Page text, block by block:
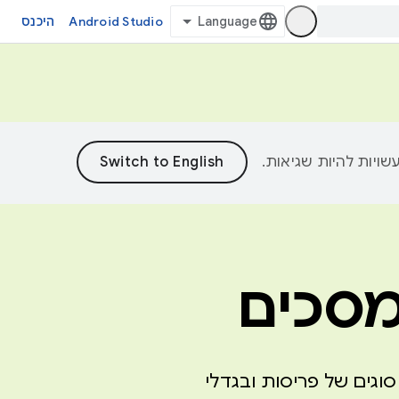
Android Studio היכנס
של פריסות ובגדלי